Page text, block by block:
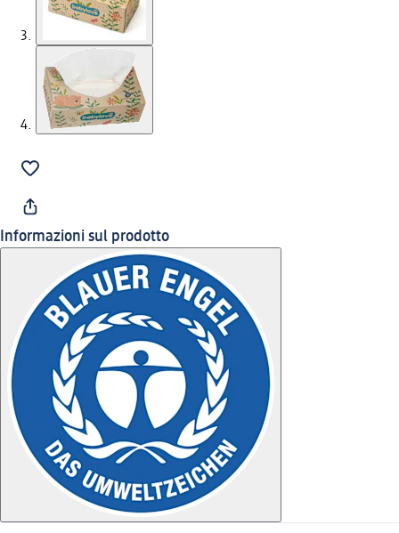
Informazioni sul prodotto